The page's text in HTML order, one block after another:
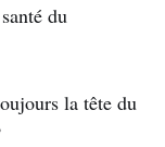
du
la tête du